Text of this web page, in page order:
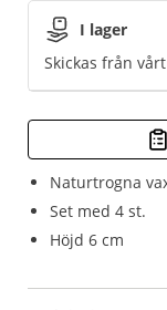
Naturtrogna
Set med 4 st.
Höjd 6 cm
I lager
Skickas från